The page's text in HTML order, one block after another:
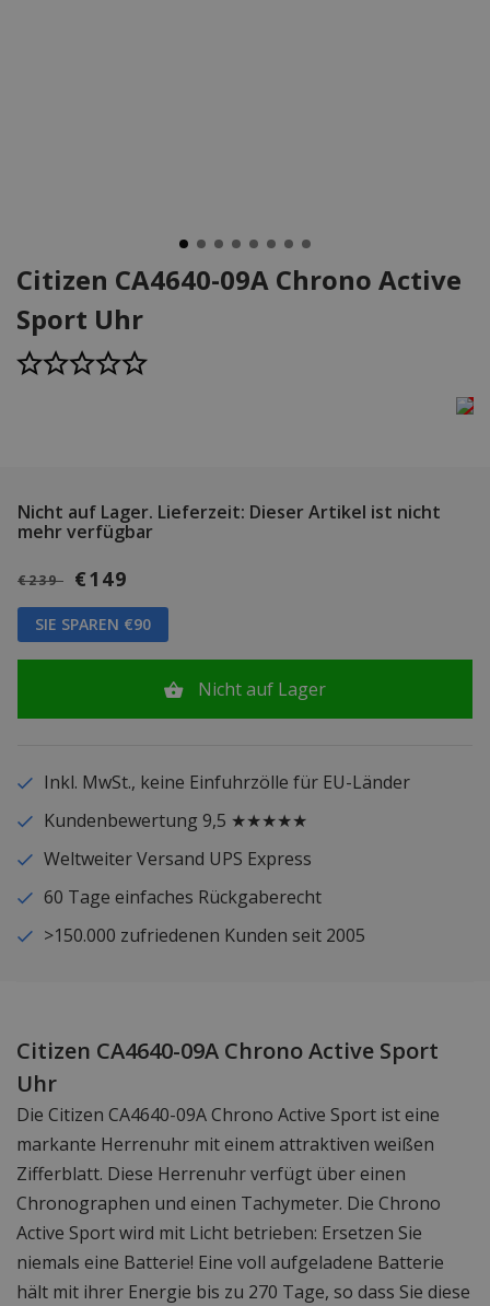
Citizen CA4640-09A Chrono Active
Sport Uhr
Nicht auf Lager. Lieferzeit: Dieser Artikel ist nicht
mehr verfügbar
€239 €149
SIE SPAREN €90
Nicht auf Lager
Inkl. MwSt., keine Einfuhrzölle für EU-Länder
Kundenbewertung 9,5 ★★★★★
Weltweiter Versand UPS Express
60 Tage einfaches Rückgaberecht
>150.000 zufriedenen Kunden seit 2005
Citizen CA4640-09A Chrono Active Sport
Uhr
Die Citizen CA4640-09A Chrono Active Sport ist eine
markante Herrenuhr mit einem attraktiven weißen
Zifferblatt. Diese Herrenuhr verfügt über einen
Chronographen und einen Tachymeter. Die Chrono
Active Sport wird mit Licht betrieben: Ersetzen Sie
niemals eine Batterie! Eine voll aufgeladene Batterie
hält mit ihrer Energie bis zu 270 Tage, so dass Sie diese